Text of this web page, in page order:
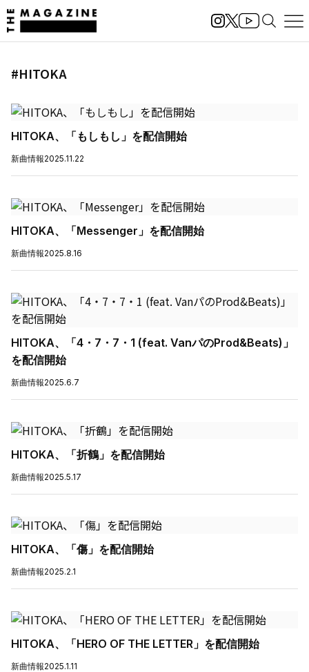
#HITOKA
HITOKA、「もしもし」を配信開始
新曲情報2025.11.22
HITOKA、「Messenger」を配信開始
新曲情報2025.8.16
HITOKA、「4・7・7・1 (feat. VanパのProd&Beats)」
を配信開始
新曲情報2025.6.7
HITOKA、「折鶴」を配信開始
新曲情報2025.5.17
HITOKA、「傷」を配信開始
新曲情報2025.2.1
HITOKA、「HERO OF THE LETTER」を配信開始
新曲情報2025.1.11